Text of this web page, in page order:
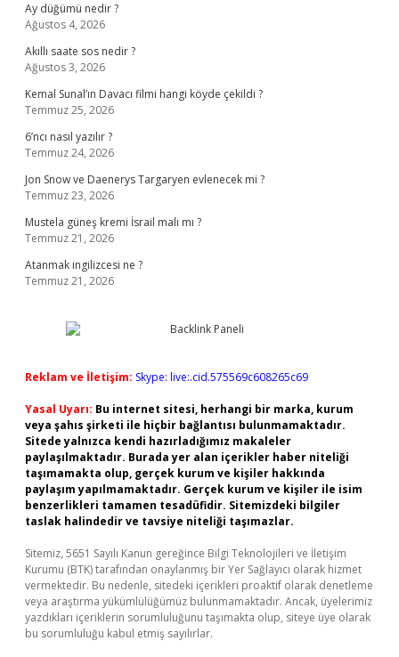
Ay düğümü nedir ?
Ağustos 4, 2026
Akıllı saate sos nedir ?
Ağustos 3, 2026
Kemal Sunal’ın Davacı filmi hangi köyde çekildi ?
Temmuz 25, 2026
6’ncı nasıl yazılır ?
Temmuz 24, 2026
Jon Snow ve Daenerys Targaryen evlenecek mi ?
Temmuz 23, 2026
Mustela güneş kremi İsrail malı mı ?
Temmuz 21, 2026
Atanmak ingilizcesi ne ?
Temmuz 21, 2026
Reklam ve İletişim: Skype: live:.cid.575569c608265c69
Yasal Uyarı: Bu internet sitesi, herhangi bir marka, kurum
veya şahıs şirketi ile hiçbir bağlantısı bulunmamaktadır.
Sitede yalnızca kendi hazırladığımız makaleler
paylaşılmaktadır. Burada yer alan içerikler haber niteliği
taşımamakta olup, gerçek kurum ve kişiler hakkında
paylaşım yapılmamaktadır. Gerçek kurum ve kişiler ile isim
benzerlikleri tamamen tesadüfidir. Sitemizdeki bilgiler
taslak halindedir ve tavsiye niteliği taşımazlar.
Sitemiz, 5651 Sayılı Kanun gereğince Bilgi Teknolojileri ve İletişim
Kurumu (BTK) tarafından onaylanmış bir Yer Sağlayıcı olarak hizmet
vermektedir. Bu nedenle, sitedeki içerikleri proaktif olarak denetleme
veya araştırma yükümlülüğümüz bulunmamaktadır. Ancak, üyelerimiz
yazdıkları içeriklerin sorumluluğunu taşımakta olup, siteye üye olarak
bu sorumluluğu kabul etmiş sayılırlar.